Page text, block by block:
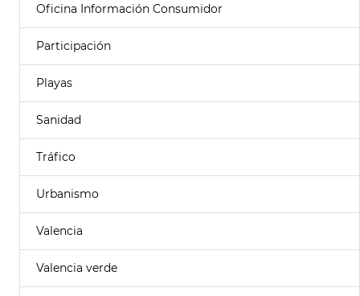
Oficina Información Consumidor
Participación
Playas
Sanidad
Tráfico
Urbanismo
Valencia
Valencia verde